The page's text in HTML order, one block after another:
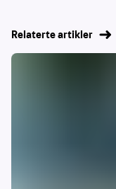
Relaterte artikler